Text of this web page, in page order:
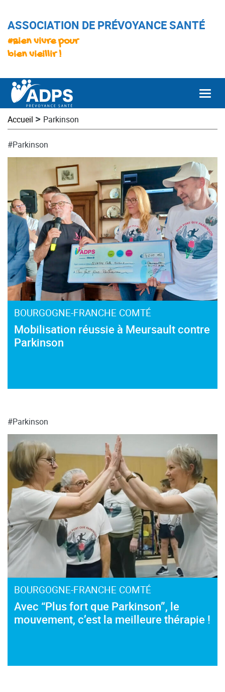
ASSOCIATION DE PRÉVOYANCE SANTÉ
#Bien vivre pour
bien vieillir !
Accueil > Parkinson
#Parkinson
BOURGOGNE-FRANCHE COMTÉ
Mobilisation réussie à Meursault contre
Parkinson
#Parkinson
BOURGOGNE-FRANCHE COMTÉ
Avec “Plus fort que Parkinson”, le
mouvement, c’est la meilleure thérapie !